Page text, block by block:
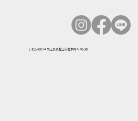
〒355-0014 埼玉県東松山市松本町2-10-30